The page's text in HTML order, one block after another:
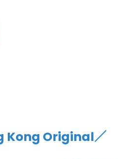
Kong Original／